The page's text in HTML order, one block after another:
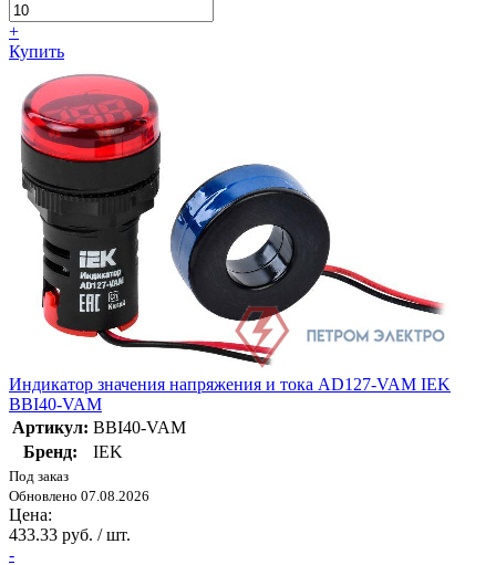
+
Купить
Индикатор значения напряжения и тока AD127-VAM IEK
BBI40-VAM
Артикул: BBI40-VAM
Бренд:
IEK
Под заказ
Обновлено 07.08.2026
Цена:
433.33 руб. / шт.
-